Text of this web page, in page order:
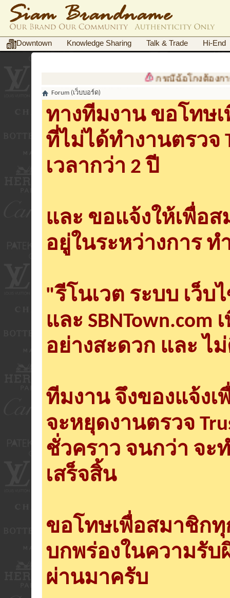
Downtown Knowledge Sharing Talk & Trade Hi-End
กรณีฉ้อโกงต้องการเอกสา
Forum (เว็บบอร์ด)
ทางทีมงาน ขอโทษ
ที่ไม่ได้ทำงานตรวจ
เวลากว่า 2 ปี
และ ขอแจ้งให้เพื่อ
อยู่ในระหว่างการ ท
"รีโนเวต ระบบ เว็บ
และ
อย่างสะดวก และ ไ
ทีมงาน จึงของแจ้ง
จะหยุดงานตรวจ
ชั่วคราว จนกว่า จะ
เสร็จสิ้น
ขอโทษเพื่อสมาชิก
บกพร่องในความรั
ผ่านมาครับ